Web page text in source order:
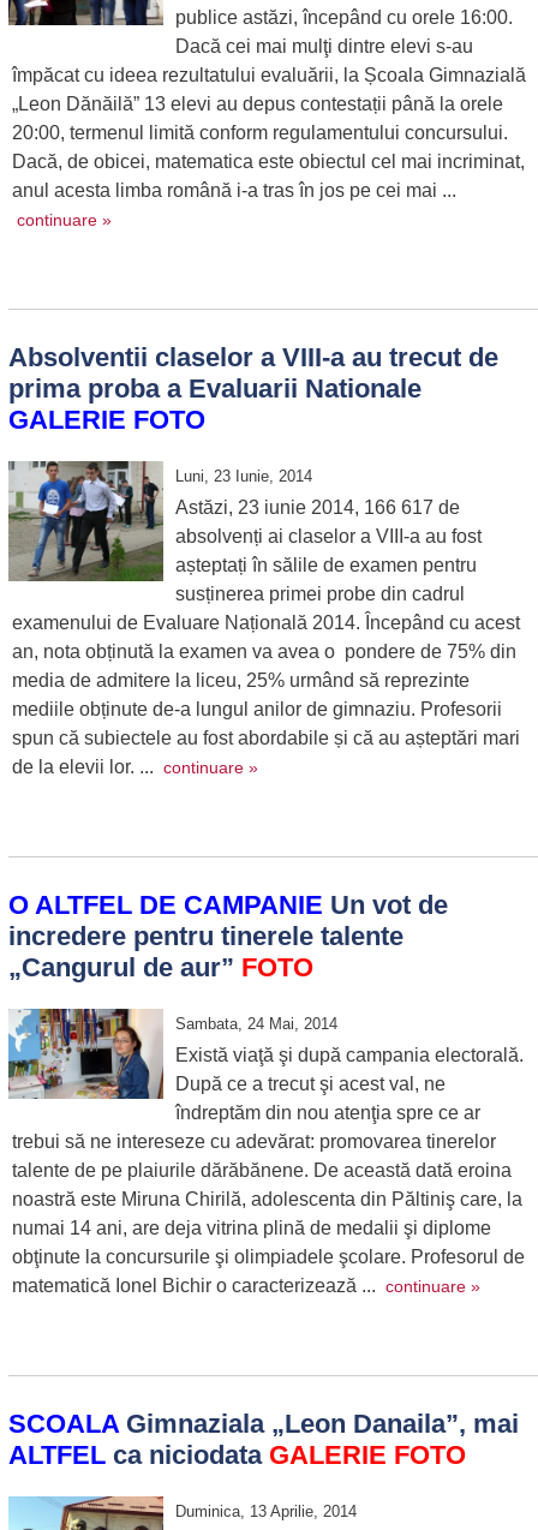
publice astăzi, începând cu orele 16:00.
Dacă cei mai mulţi dintre elevi s-au
împăcat cu ideea rezultatului evaluării, la Școala Gimnazială
„Leon Dănăilă” 13 elevi au depus contestații până la orele
20:00, termenul limită conform regulamentului concursului.
Dacă, de obicei, matematica este obiectul cel mai incriminat,
anul acesta limba română i-a tras în jos pe cei mai ...
continuare »
Absolventii claselor a VIII-a au trecut de
prima proba a Evaluarii Nationale
GALERIE FOTO
Luni, 23 Iunie, 2014
Astăzi, 23 iunie 2014, 166 617 de
absolvenți ai claselor a VIII-a au fost
așteptați în sălile de examen pentru
susținerea primei probe din cadrul
examenului de Evaluare Națională 2014. Începând cu acest
an, nota obținută la examen va avea o pondere de 75% din
media de admitere la liceu, 25% urmând să reprezinte
mediile obținute de-a lungul anilor de gimnaziu. Profesorii
spun că subiectele au fost abordabile și că au așteptări mari
de la elevii lor. ... continuare »
O ALTFEL DE CAMPANIE Un vot de
incredere pentru tinerele talente
„Cangurul de aur” FOTO
Sambata, 24 Mai, 2014
Există viaţă şi după campania electorală.
După ce a trecut şi acest val, ne
îndreptăm din nou atenţia spre ce ar
trebui să ne intereseze cu adevărat: promovarea tinerelor
talente de pe plaiurile dărăbănene. De această dată eroina
noastră este Miruna Chirilă, adolescenta din Păltiniş care, la
numai 14 ani, are deja vitrina plină de medalii şi diplome
obţinute la concursurile şi olimpiadele şcolare. Profesorul de
matematică Ionel Bichir o caracterizează ... continuare »
SCOALAGimnaziala „Leon Danaila”, mai
ALTFELca niciodata GALERIE FOTO
Duminica, 13 Aprilie, 2014